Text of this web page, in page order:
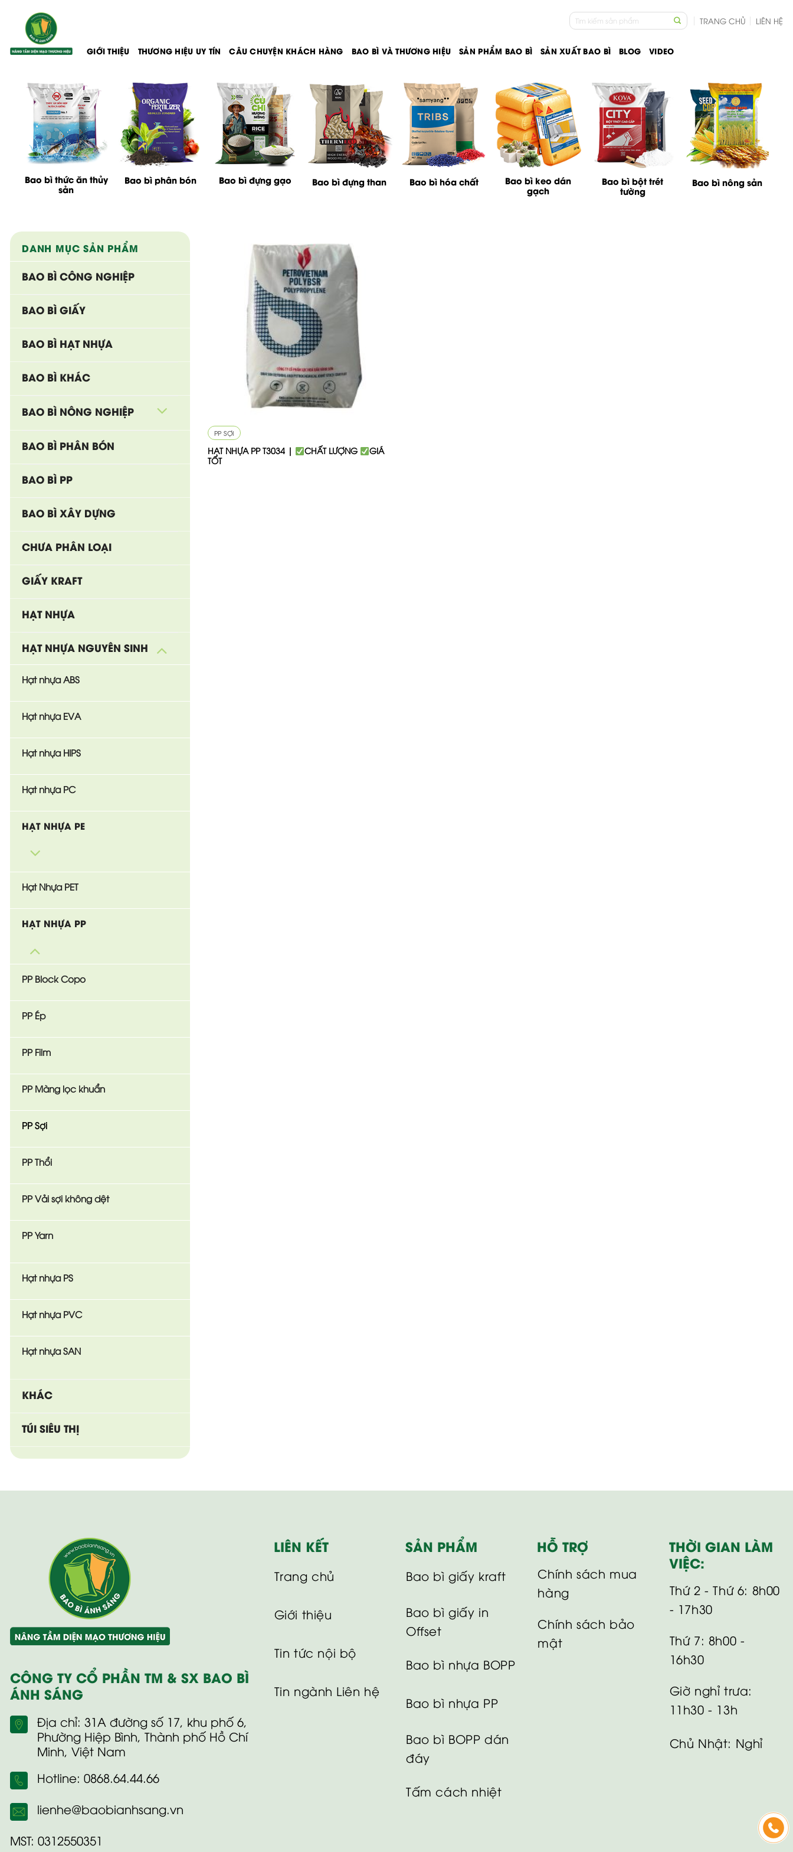
dung
Tìm
kiếm:
TRANG CHỦ LIÊN HỆ
GIỚI THIỆU THƯƠNG HIỆU UY TÍN CÂU CHUYỆN KHÁCH HÀNG BAO BÌ VÀ THƯƠNG HIỆU SẢN PHẨM BAO BÌ SẢN XUẤT BAO BÌ BLOG VIDEO
Bao bì thức ăn thủy
sản
Bao bì phân bón Bao bì đựng gạo Bao bì đựng than Bao bì hóa chất
Bao bì keo dán
gạch
Bao bì bột trét
tường
Bao bì nông sản
DANH MỤC SẢN PHẨM
BAO BÌ CÔNG NGHIỆP
BAO BÌ GIẤY
BAO BÌ HẠT NHỰA
BAO BÌ KHÁC
BAO BÌ NÔNG NGHIỆP
BAO BÌ PHÂN BÓN
BAO BÌ PP
BAO BÌ XÂY DỰNG
CHƯA PHÂN LOẠI
GIẤY KRAFT
HẠT NHỰA
HẠT NHỰA NGUYÊN SINH
Hạt nhựa ABS
Hạt nhựa EVA
Hạt nhựa HIPS
Hạt nhựa PC
HẠT NHỰA PE
Hạt Nhựa PET
HẠT NHỰA PP
PP Block Copo
PP Ép
PP Film
PP Màng lọc khuẩn
PP Sợi
PP Thổi
PP Vải sợi không dệt
PP Yarn
Hạt nhựa PS
Hạt nhựa PVC
Hạt nhựa SAN
KHÁC
TÚI SIÊU THỊ
PP SỢI
HẠT NHỰA PP T3034 | CHẤT LƯỢNG
GIÁ
TỐT
CÔNG TY CỔ PHẦN TM & SX BAO BÌ
ÁNH SÁNG
Địa chỉ: 31A đường số 17, khu phố 6,
Phường Hiệp Bình, Thành phố Hồ Chí
Minh, Việt Nam
Hotline: 0868.64.44.66
lienhe@baobianhsang.vn
MST: 0312550351
LIÊN KẾT
Trang chủ
Giới thiệu
Tin tức nội bộ
Tin ngành Liên hệ
SẢN PHẨM
Bao bì giấy kraft
Bao bì giấy in
Offset
Bao bì nhựa BOPP
Bao bì nhựa PP
Bao bì BOPP dán
đáy
Tấm cách nhiệt
HỖ TRỢ
Chính sách mua
hàng
Chính sách bảo
mật
THỜI GIAN LÀM
VIỆC:
Thứ 2 - Thứ 6: 8h00
- 17h30
Thứ 7: 8h00 -
16h30
Giờ nghỉ trưa:
11h30 - 13h
Chủ Nhật: Nghỉ